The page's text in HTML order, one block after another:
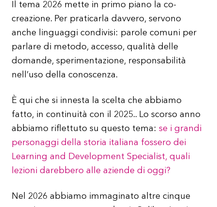
Il tema 2026 mette in primo piano la co-
creazione. Per praticarla davvero, servono
anche linguaggi condivisi: parole comuni per
parlare di metodo, accesso, qualità delle
domande, sperimentazione, responsabilità
nell’uso della conoscenza.
È qui che si innesta la scelta che abbiamo
fatto, in continuità con il 2025.. Lo scorso anno
abbiamo riflettuto su questo tema: se i grandi
personaggi della storia italiana fossero dei
Learning and Development Specialist, quali
lezioni darebbero alle aziende di oggi?
Nel 2026 abbiamo immaginato altre cinque